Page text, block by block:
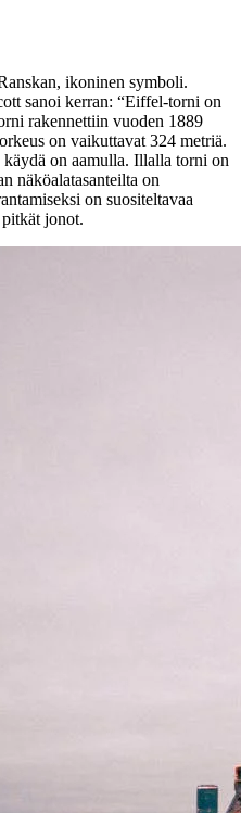
ikoninen symboli.
sanoi kerran: “Eiffel-torni on
rakennettiin vuoden 1889
on vaikuttavat 324 metriä.
on aamulla. Illalla torni on
näköalatasanteilta on
on suositeltavaa
jonot.